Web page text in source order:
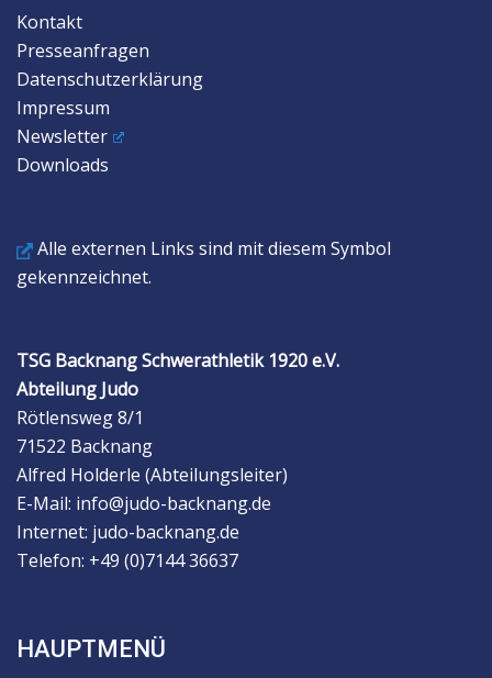
Kontakt
Presseanfragen
Datenschutzerklärung
Impressum
Newsletter
Downloads
Alle externen Links sind mit diesem Symbol
gekennzeichnet.
TSG Backnang Schwerathletik 1920 e.V.
Abteilung Judo
Rötlensweg 8/1
71522 Backnang
Alfred Holderle (Abteilungsleiter)
E-Mail: info@judo-backnang.de
Internet: judo-backnang.de
Telefon: +49 (0)7144 36637
HAUPTMENÜ